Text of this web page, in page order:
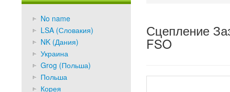
No name
LSA (Словакия)
NK (Дания)
Украина
Grog (Польша)
Польша
Корея
Сцепление
FSO